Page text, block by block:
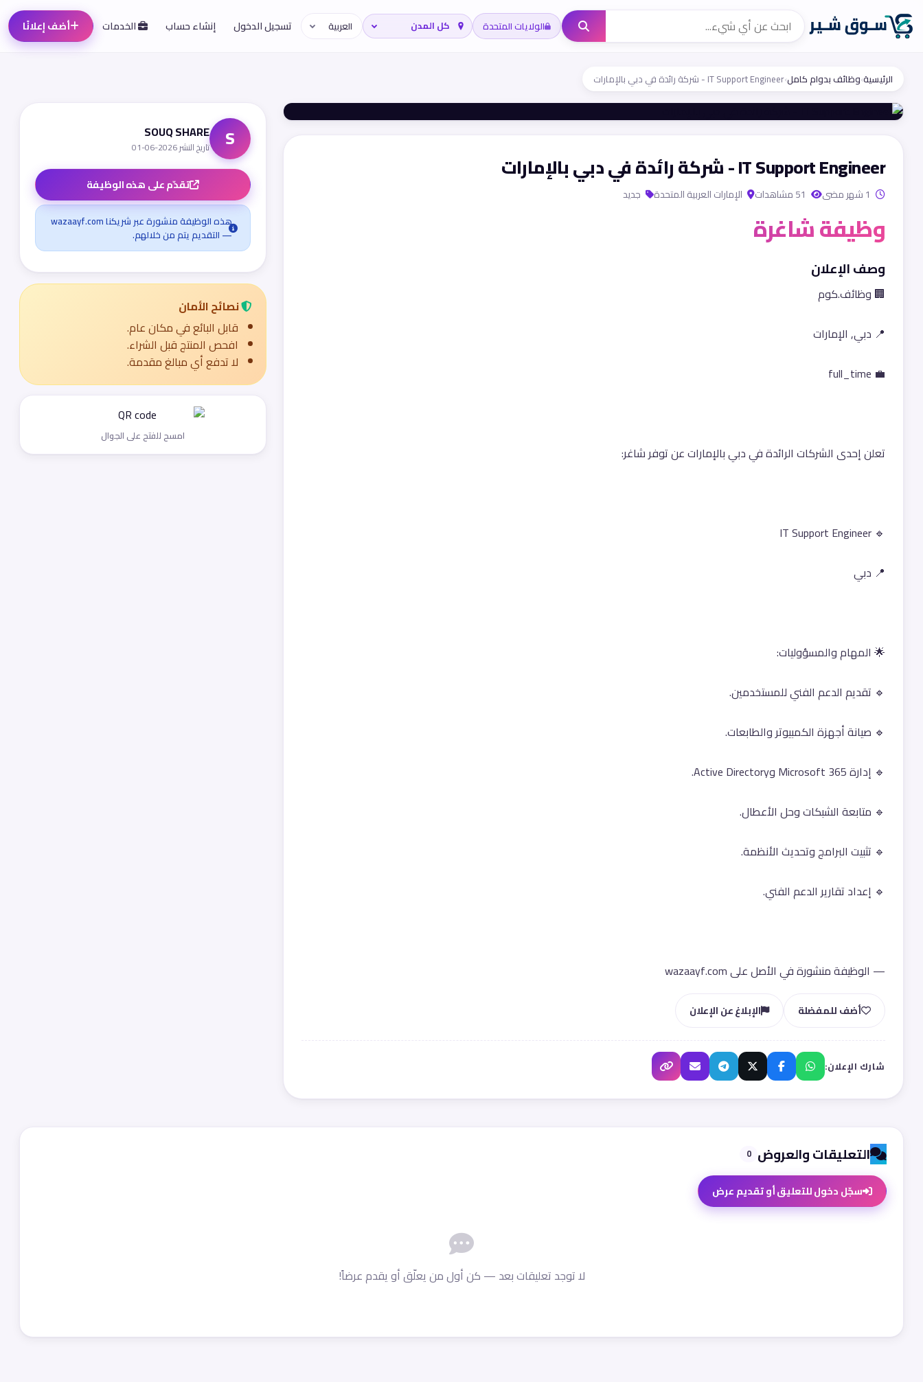
الولايات المتحدة تسجيل الدخول إنشاء حساب الخدمات أضف إعلانًا
الرئيسية›وظائف بدوام كامل›IT Support Engineer - شركة رائدة في دبي بالإمارات
IT Support Engineer - شركة رائدة في دبي بالإمارات
الإمارات العربية المتحدة جديد
وظيفة شاغرة
وصف الإعلان
🏢 وظائف.كوم
📍 دبي, الإمارات
💼 full_time
تعلن إحدى الشركات الرائدة في دبي بالإمارات عن توفر شاغر:
🔹 IT Support Engineer
📍 دبي
🌟 المهام والمسؤوليات:
🔹 تقديم الدعم الفني للمستخدمين.
🔹 صيانة أجهزة الكمبيوتر والطابعات.
🔹 إدارة Microsoft 365 وActive Directory.
🔹 متابعة الشبكات وحل الأعطال.
🔹 تثبيت البرامج وتحديث الأنظمة.
🔹 إعداد تقارير الدعم الفني.
— الوظيفة منشورة في الأصل على wazaayf.com
أضف للمفضلة الإبلاغ عن الإعلان
شارك الإعلان:
S
SOUQ SHARE
تاريخ النشر 2026-06-01
تقدّم على هذه الوظيفة
هذه الوظيفة منشورة عبر شريكنا wazaayf.com
— التقديم يتم من خلالهم.
نصائح الأمان
قابل البائع في مكان عام.
افحص المنتج قبل الشراء.
لا تدفع أي مبالغ مقدمة.
امسح للفتح على الجوال
التعليقات والعروض 0
سجّل دخول للتعليق أو تقديم عرض
لا توجد تعليقات بعد — كن أول من يعلّق أو يقدم عرضاً!